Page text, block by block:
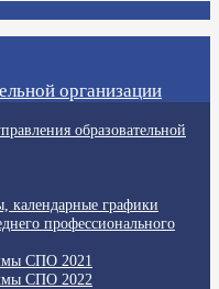
организации
образовательной
календарные графики
профессионального
СПО 2021
СПО 2022